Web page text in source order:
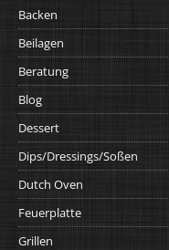
Backen
Beilagen
Beratung
Blog
Dessert
Dips/Dressings/Soßen
Dutch Oven
Feuerplatte
Grillen